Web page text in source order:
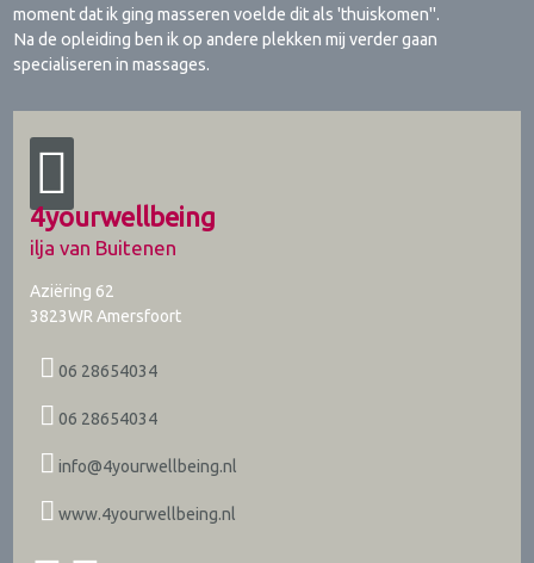
moment dat ik ging masseren voelde dit als 'thuiskomen".
Na de opleiding ben ik op andere plekken mij verder gaan
specialiseren in massages.
4yourwellbeing
ilja van Buitenen
Aziëring 62
3823WR Amersfoort
06 28654034
06 28654034
info@4yourwellbeing.nl
www.4yourwellbeing.nl